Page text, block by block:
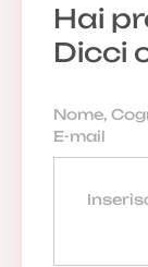
Hai
Dicci